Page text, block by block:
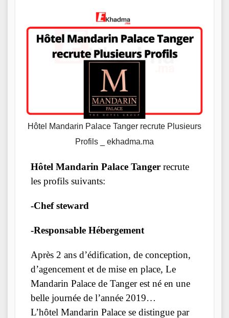
Hôtel Mandarin Palace Tanger recrute Plusieurs
Profils _ ekhadma.ma
Hôtel Mandarin Palace Tanger recrute
les profils suivants:
-Chef steward
-Responsable Hébergement
Après 2 ans d’édification, de conception,
d’agencement et de mise en place, Le
Mandarin Palace de Tanger est né en une
belle journée de l’année 2019…
L’hôtel Mandarin Palace se distingue par